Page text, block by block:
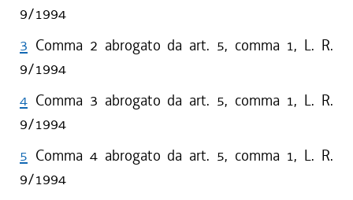
9/1994
3 Comma 2 abrogato da art. 5, comma 1, L. R.
9/1994
4 Comma 3 abrogato da art. 5, comma 1, L. R.
9/1994
5 Comma 4 abrogato da art. 5, comma 1, L. R.
9/1994